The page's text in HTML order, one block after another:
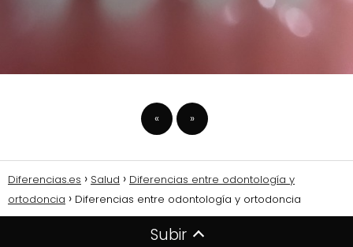
« »
Diferencias.es Salud
Diferencias entre odontología y
ortodoncia
Diferencias entre odontología y ortodoncia
Subir